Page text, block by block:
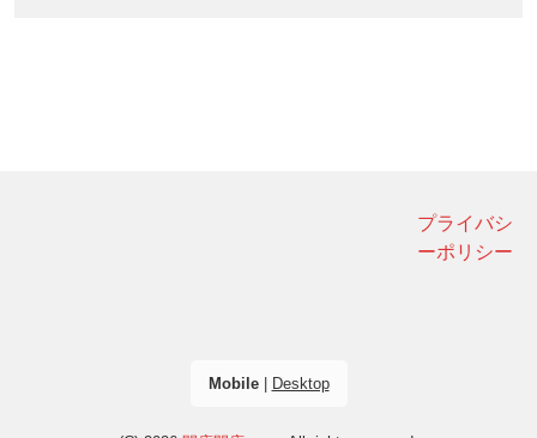
プライバシ
ーポリシー
Mobile| Desktop